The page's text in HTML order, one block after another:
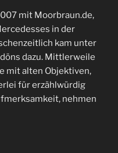
mit Moorbraun.de,
in der
kam unter
dazu. Mittlerweile
mit alten Objektiven,
für erzählwürdig
nehmen